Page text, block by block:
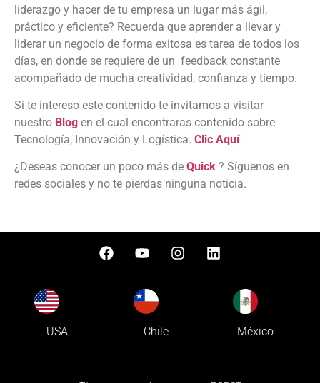
liderazgo y hacer de tu empresa un lugar más ágil,
práctico y eficiente? Recuerda que aprender a llevar y
liderar un negocio de forma exitosa es tarea de todos los
días, en donde se requiere de un feedback constante
acompañado de mucha creatividad, confianza y tiempo.
Si te intereso este contenido te invitamos a visitar
nuestro Blog en el cual encontraras contenido sobre
Tecnología, Innovación y Logística. Clic Aquí
¿Deseas conocer un poco más de Quick ? Síguenos en
redes sociales y no te pierdas ninguna noticia.
USA Chile México